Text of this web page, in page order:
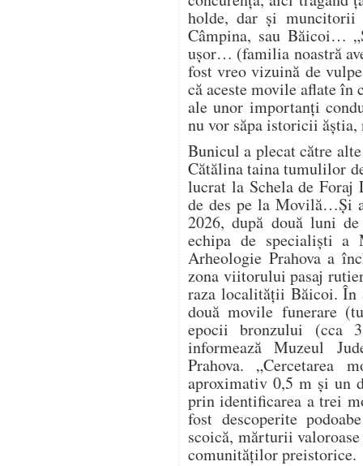
holde, dar și muncitorii
Câmpina, sau Băicoi…
ușor… (familia noastră
fost vreo vizuină de
că aceste movile aflate
ale unor importanți
nu vor săpa istoricii
Bunicul a plecat către
Cătălina taina tumulilor
lucrat la Schela de
de des pe la Movilă…Și
2026, după două luni
echipa de specialiști a
Arheologie Prahova a
zona viitorului pasaj
raza localității Băicoi. În
două movile funerare
epocii bronzului (cca
informează Muzeul
Prahova.
aproximativ 0,5 m și un
prin identificarea a trei
fost descoperite
scoică, mărturii
comunităților preistorice.